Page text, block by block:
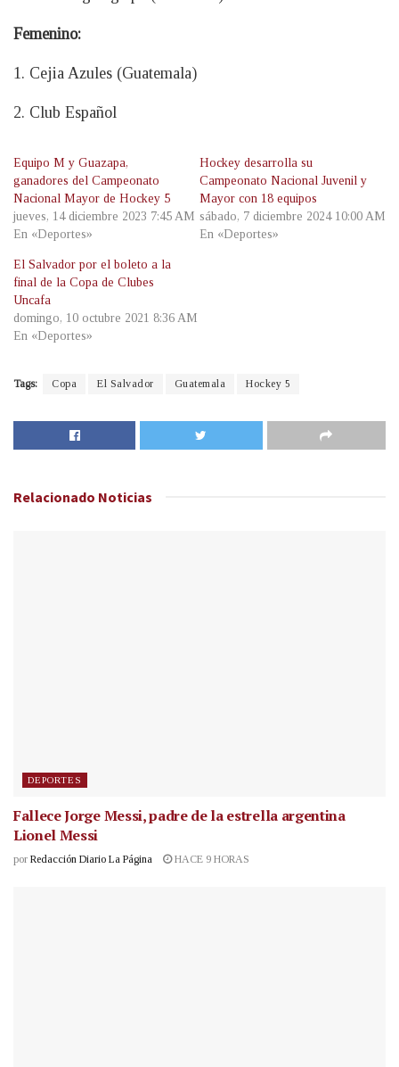
Femenino:
1. Cejia Azules (Guatemala)
2. Club Español
Equipo M y Guazapa,
ganadores del Campeonato
Nacional Mayor de Hockey 5
jueves, 14 diciembre 2023 7:45 AM
En «Deportes»
Hockey desarrolla su
Campeonato Nacional Juvenil y
Mayor con 18 equipos
sábado, 7 diciembre 2024 10:00 AM
En «Deportes»
El Salvador por el boleto a la
final de la Copa de Clubes
Uncafa
domingo, 10 octubre 2021 8:36 AM
En «Deportes»
Tags: Copa El Salvador Guatemala Hockey 5
Relacionado Noticias
DEPORTES
Fallece Jorge Messi, padre de la estrella argentina
Lionel Messi
por Redacción Diario La Página HACE 9 HORAS